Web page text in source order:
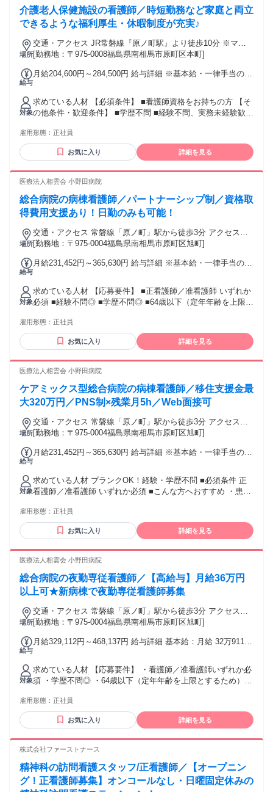
す。 １年目：10,000円 ２年目：7,000円 ３年目：5,000円 ４
年目以降支給なし ・特殊手当：3,000円/回 ※エンゼルケアに
携わった場合 ・通勤手当 ※実費支給 上限：月53,500円 ・扶
養手当 世帯主・配偶者：13,000円/１名 その他：6,500円/１名
・住居手当 ・調整手当 ・社宅あり（戸建て）
介護老人保健施設の看護師／時短勤務など家庭と両立
できるような福利厚生・休暇制度が充実♪
場所
交通・アクセス JR常磐線『原ノ町駅』より徒歩10分 ※マイ
カー通勤可（駐車場あり）
[勤務地：〒975-0008福島県南相馬市原町区本町]
給与
月給204,600円～284,500円 給与詳細 ※基本給・一律手当の総
し 【一律手当】 全員に一律で支払われる通勤・皆勤・家族手
当金額：なし 全員に一律で支払われるその他手当金額：あり
1ヶ月あたり1万2000円 〜 1万3000円 ※賃金は年齢、経験、資
格等により決定します ※下記手当を含む金額です ■処遇改善
追加支給あり ※加算実績により変動 【その他手当など】 ■通
勤手当：（上限）月額31,600円 ■住宅手当：（上限）月額
14,700円 ■昇給制度あり：1月あたり 1.50％〜2.00％（前年度
実績） ■賞与あり：計2.25ヶ月分（前年度実績）
対象
求めている人材 【必須条件】 ■看護師資格をお持ちの方 【そ
の他条件・歓迎条件】 ■学歴不問 ■経験不問、実務未経験歓迎
方 年齢の条件と理由：あり（59歳までの方（定年が60歳の
為））
雇用形態： 正社員
お気に入り 詳細を見る
医療法人相雲会 小野田病院
総合病院の病棟看護師／パートナーシップ制／資格取
得費用支援あり！日勤のみも可能！
場所
交通・アクセス 常磐線「原ノ町」駅から徒歩3分 アクセスが
良く、職員・患者さん双方にとって便利な場所です。 車通勤
[勤務地：〒975-0004福島県南相馬市原町区旭町]
給与
月給231,452円～365,630円 給与詳細 ※基本給・一律手当の総
し 【一律手当】 全員に一律で支払われる通勤・皆勤・家族手
当金額：なし 全員に一律で支払われるその他手当金額：あり
1ヶ月あたり6万7252円 〜 7万6630円 ※給与は経験、能力、資
格等の有無により決定します。 ※日勤のみも可能 【月給内
＜給与内訳＞ 基本給 193,300円～289,000円 資格手当 24,500
円 夜勤手当 42,800円(1回10,700円×4回想定) 定時深夜手当：
6,482円～9,330円 ー ▼准看護師 月給 231,452円～316,717円
＜給与内訳＞ 基本給 164,200円～247,000円 資格手当 19,000
円 夜勤手当 42,800円(1回10,700円×4回想定) 定時深夜手当：
5,452円～7,917円 【別途支給】 ■勤続給 1,000円/年 ■通勤手
当実費支給 上限月額50,000円 ■昇給あり 月あたり2,000円～
8,000円（実績） ■賞与あり 年2回 計 2.60ヶ月分（実績） ※
昇給、賞与は事業実績によります。 ■試用期間3ヶ月（同条
件）
対象
求めている人材 【応募要件】 ■正看護師／准看護師 いずれか
必須 ■経験不問◎ ■学歴不問◎ ■64歳以下（定年年齢を上限と
すめ☆】 ◎患者様に寄り添って働きたい方 ◎チームで助け合
いながら働きたい方 ◎家庭やプライベートとの両立を大事に
したい方 年齢の条件と理由：あり（■例外事由1号・64歳以下
雇用形態： 正社員
お気に入り 詳細を見る
医療法人相雲会 小野田病院
ケアミックス型総合病院の病棟看護師／移住支援金最
大320万円／PNS制×残業月5h／Web面接可
場所
交通・アクセス 常磐線「原ノ町」駅から徒歩3分 アクセスが
良く、職員・患者さん双方にとって便利な場所です。 車通勤
[勤務地：〒975-0004福島県南相馬市原町区旭町]
給与
月給231,452円～365,630円 給与詳細 ※基本給・一律手当の総
し 【一律手当】 全員に一律で支払われる通勤・皆勤・家族手
当金額：なし 全員に一律で支払われるその他手当金額：あり
1ヶ月あたり6万7252円 〜 7万6630円 【月額】231,452円～
316,717円 ※夜勤月4回想定 ※給与は経験、能力、資格等の有
24,500円 夜勤手当 42,800円(1回10,700円×4回想定) 定時深夜
手当：6,482円～9,330円 ー ▼准看護師 月給 231,452円～
316,717円 ＜給与内訳＞ 基本給 164,200円～247,000円 資格手
当 19,000円 夜勤手当 42,800円(1回10,700円×4回想定) 定時深
夜手当：5,452円～7,917円 【別途支給】 ■勤続給 1,000円/年
■通勤手当実費支給 上限月額50,000円 ■昇給あり 月あたり
2,000円～8,000円（実績） ■賞与あり 年2回 計 2.60ヶ月分
（実績） ※昇給、賞与は事業実績によります。 ■試用期間3ヶ
月（同条件）
対象
求めている人材 ブランクOK！経験・学歴不問 ■必須条件 正
看護師／准看護師 いずれか必須 ■こんな方へおすすめ ・患者
い方 ・家庭やプライベートとの両立を大事にしたい方 年齢の
条件と理由：あり（■例外事由1号・64歳以下（定年のため）
■例外事由2号・18歳以上 （労働基準法））
雇用形態： 正社員
お気に入り 詳細を見る
医療法人相雲会 小野田病院
総合病院の夜勤専従看護師／【高給与】月給36万円
以上可★新病棟で夜勤専従看護師募集
場所
交通・アクセス 常磐線「原ノ町」駅から徒歩3分 アクセスが
良く、職員・患者さん双方にとって便利な場所です。 車通勤
[勤務地：〒975-0004福島県南相馬市原町区旭町]
給与
月給329,112円～468,137円 給与詳細 基本給：月給 32万9112
で支払われる通勤・皆勤・家族手当金額：なし 全員に一律で
支払われるその他手当金額：なし 【月額】329,112円 〜
468,137円 ※夜勤月9回想定 ※経験、能力等により決定します
▼正看護師 月給 366,029円～468,137円 ＜内訳＞ 基本給
(1回10,700円×9回想定) 定時深夜手当：16,929円～23,337円
ー ▼准看護師 月給 329,112円～417,456円 ＜内訳＞ 基本給
199,200円～282,000円 資格手当 19,000円 夜勤手当 96,300円
(1回10,700円×9回想定) 定時深夜手当：14,612円～20,156円
【別途支給】 ■勤続給 1,000円/年 ■通勤手当実費支給 上限月
額50,000円 ■昇給あり 月あたり2,000円～8,000円（実績） ■
賞与あり 年2回 計 2.60ヶ月分（実績） ※昇給、賞与は事業実
対象
求めている人材 【応募要件】 ・看護師／准看護師いずれか必
須 ・学歴不問◎ ・64歳以下（定年年齢を上限とするため）
添って働きたい方 ◎チームで助け合いながら働きたい方 ◎家
庭やプライベートとの両立を大事にしたい方 年齢の条件と理
由：あり（■例外事由1号・64歳以下（定年のため） ■例外事
雇用形態： 正社員
お気に入り 詳細を見る
株式会社ファーストナース
精神科の訪問看護スタッフ/正看護師／【オープニン
グ！正看護師募集】オンコールなし・日曜固定休みの